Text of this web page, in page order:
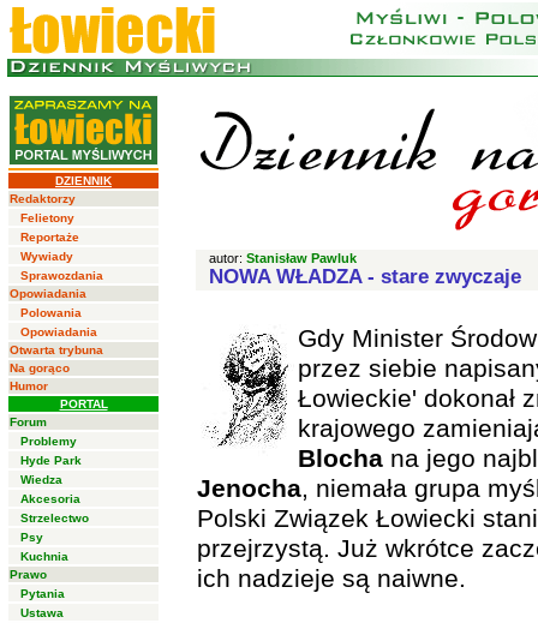
DZIENNIK
Redaktorzy
Felietony
Reportaże
Wywiady
Sprawozdania
Opowiadania
Polowania
Opowiadania
Otwarta trybuna
Na gorąco
Humor
PORTAL
Forum
Problemy
Hyde Park
Wiedza
Akcesoria
Strzelectwo
Psy
Kuchnia
Prawo
Pytania
Ustawa
autor: Stanisław Pawluk
NOWA WŁADZA - stare zwyczaje
Gdy Minister
przez siebie
Łowieckie' dokonał
krajowego
Blocha na jego
Jenocha, niemała grupa
Polski Związek Łowiecki
przejrzystą. Już wkrótce
ich nadzieje są naiwne.